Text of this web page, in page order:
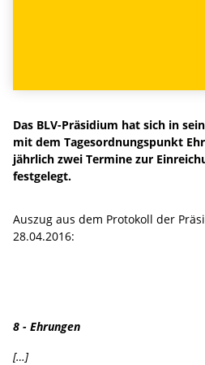
Das BLV-Präsidium hat sich in
mit dem Tagesordnungspunkt
jährlich zwei Termine zur
festgelegt.
Auszug aus dem Protokoll der
28.04.2016:
8 - Ehrungen
[…]